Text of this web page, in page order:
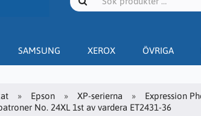
SAMSUNG XEROX ÖVRIGA
Epson XP-serierna
Expression
No. 24XL 1st av vardera ET2431-36